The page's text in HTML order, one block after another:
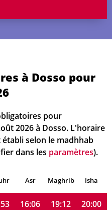
à Dosso pour
pour
2026 à Dosso. L'horaire
selon le madhhab
dans les paramètres).
Asr Maghrib Isha
16:08 19:14
16:08 19:13 20:02
16:07 19:13 20:01
16:06 19:12 20:01
16:06 19:12 20:00